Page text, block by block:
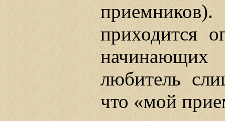
приходится
любитель
что «мой